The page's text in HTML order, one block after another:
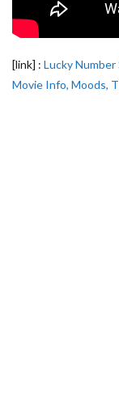
[link] : Lucky Number
Movie Info, Moods,